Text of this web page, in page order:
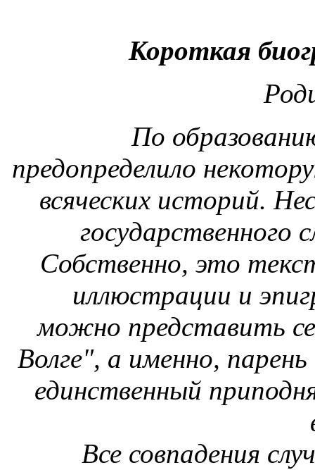
Короткая
По
предопределило
всяческих историй.
государственного
Собственно, это
иллюстрации и
можно представить
Волге", а именно,
единственный
Все совпадения